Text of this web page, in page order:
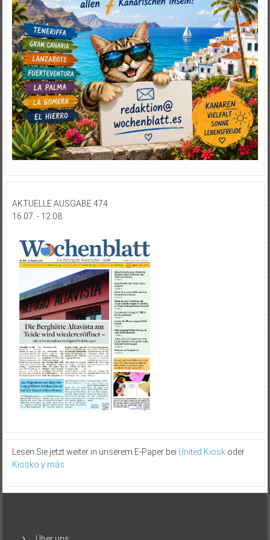
AKTUELLE AUSGABE 474
16.07. - 12.08.
Lesen Sie jetzt weiter in unserem E-Paper bei United Kioskoder
Kiosko y más.